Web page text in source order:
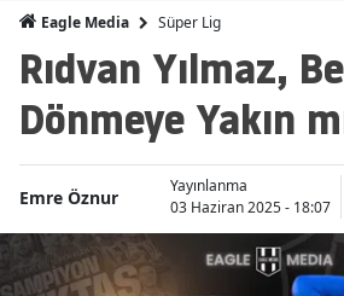
Eagle Media Süper Lig
Rıdvan Yılmaz,
Dönmeye Yakın
Emre Öznur
Yayınlanma
03 Haziran 2025 - 18:07